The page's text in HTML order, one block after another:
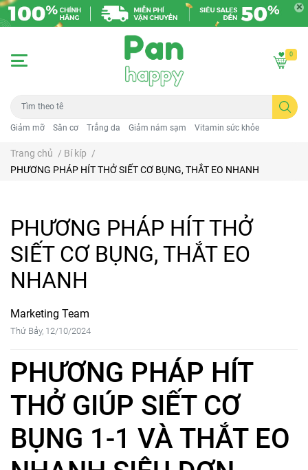
Giảm mỡ Săn cơ Trắng da Giảm nám sạm Vitamin sức khỏe
0
Trang chủ / Bí kíp /
PHƯƠNG PHÁP HÍT THỞ SIẾT CƠ BỤNG, THẮT EO NHANH
PHƯƠNG PHÁP HÍT THỞ
SIẾT CƠ BỤNG, THẮT EO
NHANH
Marketing Team
Thứ Bảy, 12/10/2024
PHƯƠNG PHÁP HÍT
THỞ GIÚP SIẾT CƠ
BỤNG 1-1 VÀ THẮT EO